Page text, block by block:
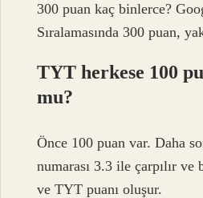
300 puan kaç binlerce?
Sıralamasında 300 puan,
TYT herkese 100
mu?
Önce 100 puan var. Daha
numarası 3.3 ile çarpılır
ve TYT puanı oluşur.